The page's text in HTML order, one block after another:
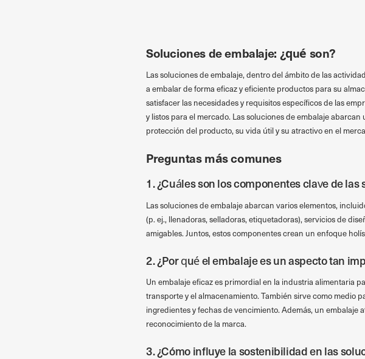
Soluciones de embalaje: ¿qué son?
Las soluciones de embalaje, dentro del ámbito de las
a embalar de forma eficaz y eficiente productos para su
satisfacer las necesidades y requisitos específicos de las
y listos para el mercado. Las soluciones de embalaje
protección del producto, su vida útil y su atractivo en el
Preguntas más comunes
1. ¿Cuáles son los componentes clave de
Las soluciones de embalaje abarcan varios elementos,
(p. ej., llenadoras, selladoras, etiquetadoras), servicios de
amigables. Juntos, estos componentes crean un enfoque
2. ¿Por qué el embalaje es un aspecto tan
Un embalaje eficaz es primordial en la industria alimentaria
transporte y el almacenamiento. También sirve como medio
ingredientes y fechas de vencimiento. Además, un
reconocimiento de la marca.
3. ¿Cómo influye la sostenibilidad en las